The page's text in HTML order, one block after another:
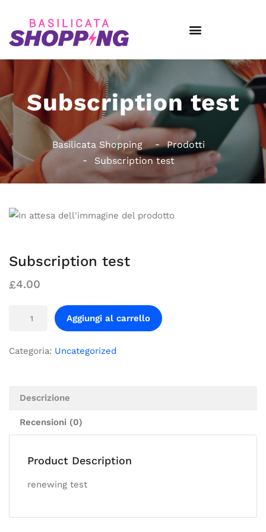
Subscription test
Basilicata Shopping
Prodotti
Subscription test
Subscription test
£4.00
Aggiungi al carrello
Categoria: Uncategorized
Descrizione
Recensioni (0)
Product Description
renewing test